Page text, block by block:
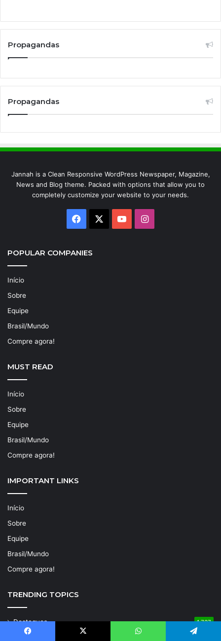
Propagandas
Propagandas
Jannah is a Clean Responsive WordPress Newspaper, Magazine,
News and Blog theme. Packed with options that allow you to
completely customize your website to your needs.
Facebook YouTubeInstagram
POPULAR COMPANIES
Início
Sobre
Equipe
Brasil/Mundo
Compre agora!
MUST READ
Início
Sobre
Equipe
Brasil/Mundo
Compre agora!
IMPORTANT LINKS
Início
Sobre
Equipe
Brasil/Mundo
Compre agora!
TRENDING TOPICS
Destaques 1.737